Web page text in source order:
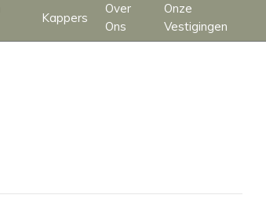
Kappers
Over
Ons
Onze
Vestigingen